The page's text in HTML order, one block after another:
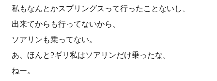
私もなんとかスプリングスって行ったことないし、
出来てからも行ってないから、
ソアリンも乗ってない。
あ、ほんと?ギリ私はソアリンだけ乗ったな。
ねー。